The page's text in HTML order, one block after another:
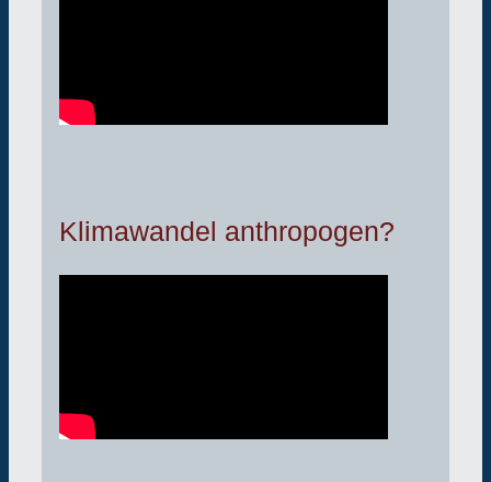
Klimawandel anthropogen?